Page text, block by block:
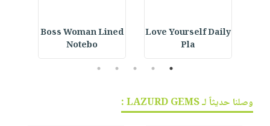
Love Yourself Daily
Pla
Boss Woman Lined
Notebo
1
2
3
4
5
وصلنا حديثاً لـ LAZURD GEMS :